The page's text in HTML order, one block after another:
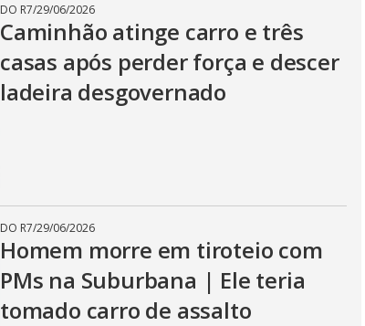
DO R7/29/06/2026
Caminhão atinge carro e três
casas após perder força e descer
ladeira desgovernado
DO R7/29/06/2026
Homem morre em tiroteio com
PMs na Suburbana | Ele teria
tomado carro de assalto